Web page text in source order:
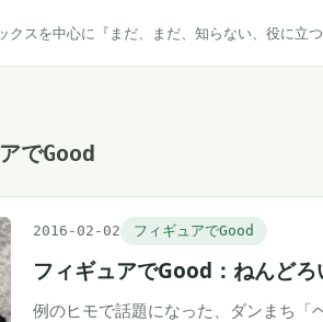
クスを中心に『まだ、まだ、知らない、役に立
でGood
2016-02-02 フィギュアでGood
フィギュアでGood：ねんど
例のヒモで話題になった、ダンまち「